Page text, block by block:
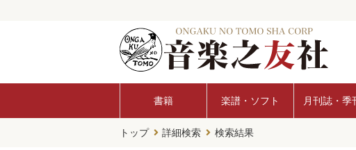
書籍 楽譜・ソフト 月刊誌・季
トップ 詳細検索 検索結果